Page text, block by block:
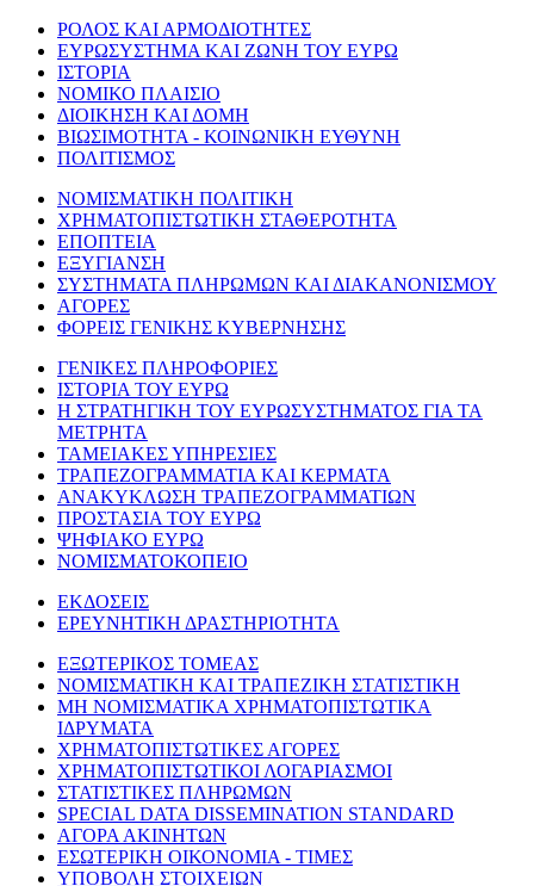
ΡΟΛΟΣ ΚΑΙ ΑΡΜΟΔΙΟΤΗΤΕΣ
ΕΥΡΩΣΥΣΤΗΜΑ ΚΑΙ ΖΩΝΗ ΤΟΥ ΕΥΡΩ
ΙΣΤΟΡΙΑ
ΝΟΜΙΚΟ ΠΛΑΙΣΙΟ
ΔΙΟΙΚΗΣΗ ΚΑΙ ΔΟΜΗ
ΒΙΩΣΙΜΟΤΗΤΑ - ΚΟΙΝΩΝΙΚΗ ΕΥΘΥΝΗ
ΠΟΛΙΤΙΣΜΟΣ
ΝΟΜΙΣΜΑΤΙΚΗ ΠΟΛΙΤΙΚΗ
ΧΡΗΜΑΤΟΠΙΣΤΩΤΙΚΗ ΣΤΑΘΕΡΟΤΗΤΑ
ΕΠΟΠΤΕΙΑ
ΕΞΥΓΙΑΝΣΗ
ΣΥΣΤΗΜΑΤΑ ΠΛΗΡΩΜΩΝ ΚΑΙ ΔΙΑΚΑΝΟΝΙΣΜΟΥ
ΑΓΟΡΕΣ
ΦΟΡΕΙΣ ΓΕΝΙΚΗΣ ΚΥΒΕΡΝΗΣΗΣ
ΓΕΝΙΚΕΣ ΠΛΗΡΟΦΟΡΙΕΣ
ΙΣΤΟΡΙΑ ΤΟΥ ΕΥΡΩ
Η ΣΤΡΑΤΗΓΙΚΗ ΤΟΥ ΕΥΡΩΣΥΣΤΗΜΑΤΟΣ ΓΙΑ ΤΑ
ΜΕΤΡΗΤΑ
ΤΑΜΕΙΑΚΕΣ ΥΠΗΡΕΣΙΕΣ
ΤΡΑΠΕΖΟΓΡΑΜΜΑΤΙΑ ΚΑΙ ΚΕΡΜΑΤΑ
ΑΝΑΚΥΚΛΩΣΗ ΤΡΑΠΕΖΟΓΡΑΜΜΑΤΙΩΝ
ΠΡΟΣΤΑΣΙΑ ΤΟΥ ΕΥΡΩ
ΨΗΦΙΑΚΟ ΕΥΡΩ
ΝΟΜΙΣΜΑΤΟΚΟΠΕΙΟ
ΕΚΔΟΣΕΙΣ
ΕΡΕΥΝΗΤΙΚΗ ΔΡΑΣΤΗΡΙΟΤΗΤΑ
ΕΞΩΤΕΡΙΚΟΣ ΤΟΜΕΑΣ
ΝΟΜΙΣΜΑΤΙΚΗ ΚΑΙ ΤΡΑΠΕΖΙΚΗ ΣΤΑΤΙΣΤΙΚΗ
ΜΗ ΝΟΜΙΣΜΑΤΙΚΑ ΧΡΗΜΑΤΟΠΙΣΤΩΤΙΚΑ
ΙΔΡΥΜΑΤΑ
ΧΡΗΜΑΤΟΠΙΣΤΩΤΙΚΕΣ ΑΓΟΡΕΣ
ΧΡΗΜΑΤΟΠΙΣΤΩΤΙΚΟΙ ΛΟΓΑΡΙΑΣΜΟΙ
ΣΤΑΤΙΣΤΙΚΕΣ ΠΛΗΡΩΜΩΝ
SPECIAL DATA DISSEMINATION STANDARD
ΑΓΟΡΑ ΑΚΙΝΗΤΩΝ
ΕΣΩΤΕΡΙΚΗ ΟΙΚΟΝΟΜΙΑ - ΤΙΜΕΣ
ΥΠΟΒΟΛΗ ΣΤΟΙΧΕΙΩΝ